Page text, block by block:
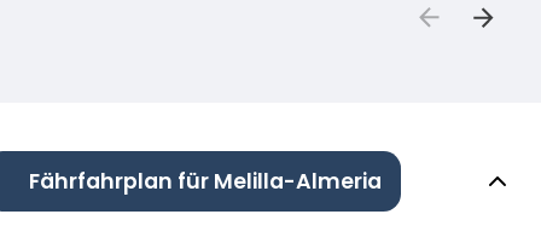
Fährfahrplan für Melilla-Almeria